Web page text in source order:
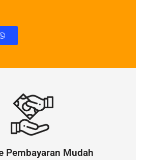
Pembayaran Mudah